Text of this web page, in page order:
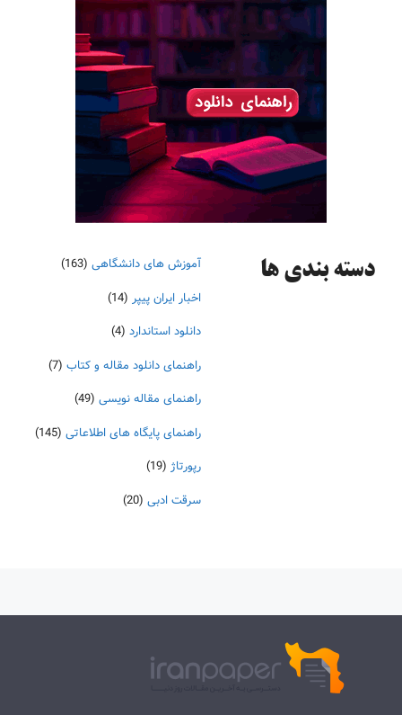
دسته‌ بندی ها آموزش های دانشگاهی (163)
اخبار ایران پیپر (14)
دانلود استاندارد (4)
راهنمای دانلود مقاله و کتاب (7)
راهنمای مقاله نویسی (49)
راهنمای پایگاه های اطلاعاتی (145)
رپورتاژ (19)
سرقت ادبی (20)